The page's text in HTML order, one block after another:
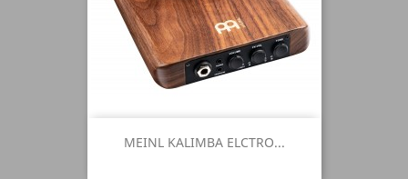
MEINL KALIMBA ELCTRO...